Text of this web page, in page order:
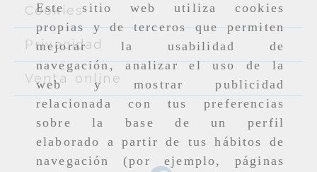
Este sitio web utiliza cookies
propias y de terceros que permiten
mejorar la usabilidad de
navegación, analizar el uso de la
web y mostrar publicidad
relacionada con tus preferencias
sobre la base de un perfil
elaborado a partir de tus hábitos de
navegación (por ejemplo, páginas
Cookies
Privacidad
Venta online